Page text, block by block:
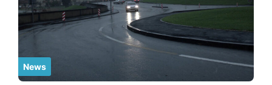
News